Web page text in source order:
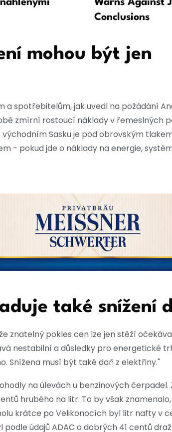
Warns Against
Conclusions
mohou být jen
spotřebitelům, jak uvedl na požádání
zmírní rostoucí náklady v řemeslných
Sasku je pod obrovským
- pokud jde o náklady na energie,
také snížení
znatelný pokles cen lze jen stěží
nestabilní a důsledky pro energetické
Snížena musí být také daň z elektřiny."
na úlevách u benzinových
hrubého na litr. To by však
krátce po Velikonocích byl litr nafty v
údajů ADAC o dobrých 41 centů